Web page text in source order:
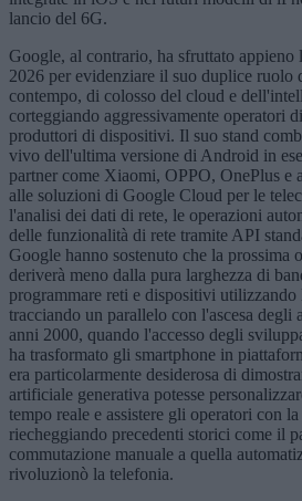
lancio del 6G.
Google, al contrario, ha sfruttato
2026 per evidenziare il suo duplice ruolo
contempo, di colosso del cloud e
corteggiando aggressivamente operatori
produttori di dispositivi. Il suo stand
vivo dell'ultima versione di Android in
partner come Xiaomi, OPPO, OnePlus e
alle soluzioni di Google Cloud per le
l'analisi dei dati di rete, le operazioni
delle funzionalità di rete tramite API
Google hanno sostenuto che la prossima
deriverà meno dalla pura larghezza di
programmare reti e dispositivi
tracciando un parallelo con l'ascesa degli
anni 2000, quando l'accesso degli
ha trasformato gli smartphone in
era particolarmente desiderosa di
artificiale generativa potesse
tempo reale e assistere gli operatori con
riecheggiando precedenti storici come il
commutazione manuale a quella
rivoluzionò la telefonia.